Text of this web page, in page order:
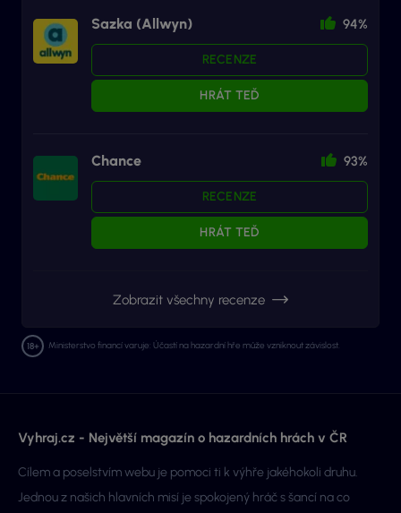
Sazka (Allwyn) 94%
RECENZE
HRÁT TEĎ
Chance 93%
RECENZE
HRÁT TEĎ
Zobrazit všechny recenze
Ministerstvo financí varuje: Účastí na hazardní hře může vzniknout závislost.
Vyhraj.cz - Největší magazín o hazardních hrách v ČR
Cílem a poselstvím webu je pomoci ti k výhře jakéhokoli druhu.
Jednou z našich hlavních misí je spokojený hráč s šancí na co